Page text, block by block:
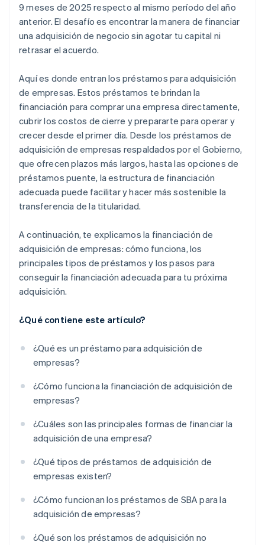
9 meses de 2025 respecto al mismo período del año
anterior. El desafío es encontrar la manera de financiar
una adquisición de negocio sin agotar tu capital ni
retrasar el acuerdo.
Aquí es donde entran los préstamos para adquisición
de empresas. Estos préstamos te brindan la
financiación para comprar una empresa directamente,
cubrir los costos de cierre y prepararte para operar y
crecer desde el primer día. Desde los préstamos de
adquisición de empresas respaldados por el Gobierno,
que ofrecen plazos más largos, hasta las opciones de
préstamos puente, la estructura de financiación
adecuada puede facilitar y hacer más sostenible la
transferencia de la titularidad.
A continuación, te explicamos la financiación de
adquisición de empresas: cómo funciona, los
principales tipos de préstamos y los pasos para
conseguir la financiación adecuada para tu próxima
adquisición.
¿Qué contiene este artículo?
¿Qué es un préstamo para adquisición de
empresas?
¿Cómo funciona la financiación de adquisición de
empresas?
¿Cuáles son las principales formas de financiar la
adquisición de una empresa?
¿Qué tipos de préstamos de adquisición de
empresas existen?
¿Cómo funcionan los préstamos de SBA para la
adquisición de empresas?
¿Qué son los préstamos de adquisición no